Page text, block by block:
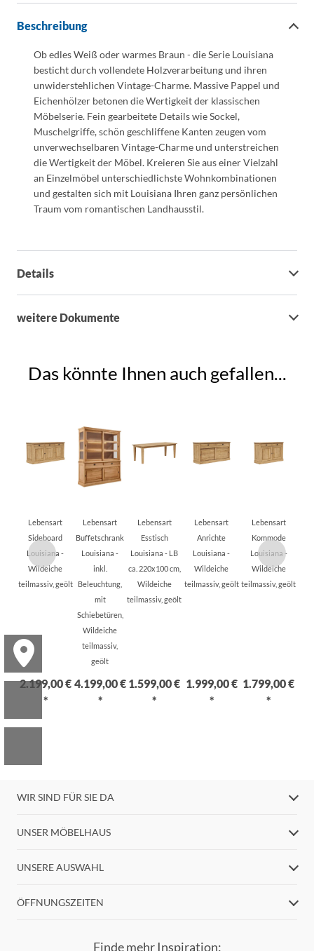
Beschreibung
Ob edles Weiß oder warmes Braun - die Serie Louisiana
besticht durch vollendete Holzverarbeitung und ihren
unwiderstehlichen Vintage-Charme. Massive Pappel und
Eichenhölzer betonen die Wertigkeit der klassischen
Möbelserie. Fein gearbeitete Details wie Sockel,
Muschelgriffe, schön geschliffene Kanten zeugen vom
unverwechselbaren Vintage-Charme und unterstreichen
die Wertigkeit der Möbel. Kreieren Sie aus einer Vielzahl
an Einzelmöbel unterschiedlichste Wohnkombinationen
und gestalten sich mit Louisiana Ihren ganz persönlichen
Traum vom romantischen Landhausstil.
Details
weitere Dokumente
Das könnte Ihnen auch gefallen...
Lebensart
Sideboard
Louisiana -
Wildeiche
teilmassiv, geölt
2.199,00 €
*
Lebensart
Buffetschrank
Louisiana -
inkl.
Beleuchtung,
mit
Schiebetüren,
Wildeiche
teilmassiv,
geölt
4.199,00 €
*
Lebensart
Esstisch
Louisiana - LB
ca. 220x100 cm,
Wildeiche
teilmassiv, geölt
1.599,00 €
*
Lebensart
Anrichte
Louisiana -
Wildeiche
teilmassiv, geölt
1.999,00 €
*
Lebensart
Kommode
Louisiana -
Wildeiche
teilmassiv, geölt
1.799,00 €
*
WIR SIND FÜR SIE DA
UNSER MÖBELHAUS
UNSERE AUSWAHL
ÖFFNUNGSZEITEN
Finde mehr Inspiration: